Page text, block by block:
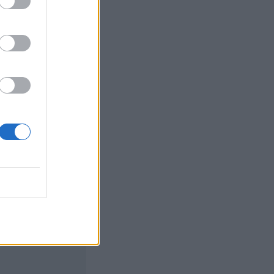
akkora
A
a háború
AZ OROSZ